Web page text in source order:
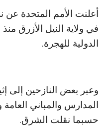
في ولاية النيل الأزرق
الدولية للهجرة.
وعبر بعض النازحين إلى
المدارس والمباني العامة
حسبما نقلت الشرق.